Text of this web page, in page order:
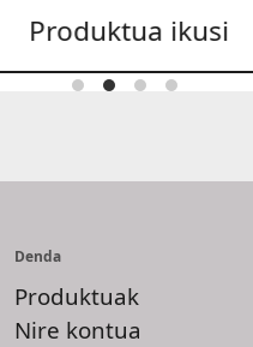
Produktua ikusi
Denda
Produktuak
Nire kontua